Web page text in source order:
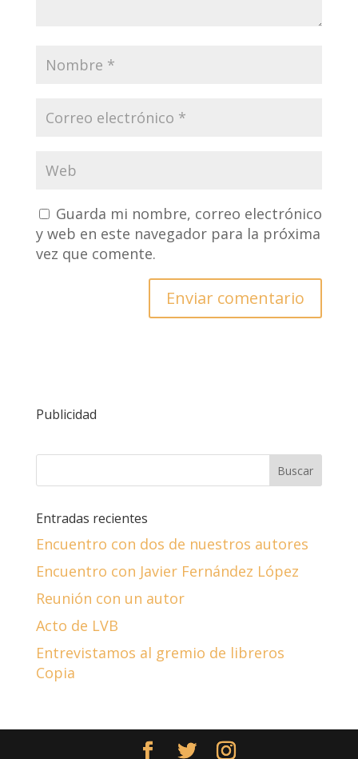
Guarda mi nombre, correo electrónico
y web en este navegador para la próxima
vez que comente.
Publicidad
Entradas recientes
Encuentro con dos de nuestros autores
Encuentro con Javier Fernández López
Reunión con un autor
Acto de LVB
Entrevistamos al gremio de libreros
Copia